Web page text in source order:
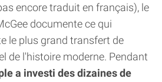
encore traduit en français), le
documente ce qui
le plus grand transfert de
de l'histoire moderne. Pendant
a investi des dizaines de